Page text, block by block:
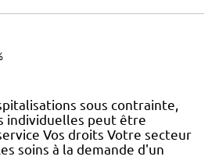
sous contrainte,
individuelles peut être
Vos droits Votre secteur
soins à la demande d'un